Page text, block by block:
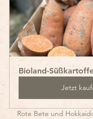
Bioland-
Jetzt
Rote Bete und